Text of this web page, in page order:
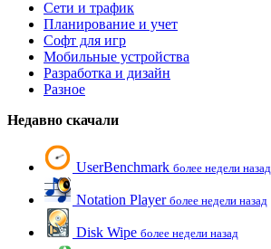
Сети и трафик
Планирование и учет
Софт для игр
Мобильные устройства
Разработка и дизайн
Разное
Недавно скачали
UserBenchmark более недели назад
Notation Player более недели назад
Disk Wipe более недели назад